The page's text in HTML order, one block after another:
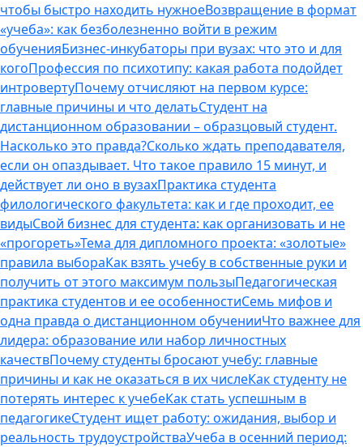
чтобы быстро находить нужноеВозвращение в формат
«учеба»: как безболезненно войти в режим
обученияБизнес-инкубаторы при вузах: что это и для
когоПрофессия по психотипу: какая работа подойдет
интровертуПочему отчисляют на первом курсе:
главные причины и что делатьСтудент на
дистанционном образовании – образцовый студент.
Насколько это правда?Сколько ждать преподавателя,
если он опаздывает. Что такое правило 15 минут, и
действует ли оно в вузахПрактика студента
филологического факультета: как и где проходит, ее
видыСвой бизнес для студента: как организовать и не
«прогореть»Тема для дипломного проекта: «золотые»
правила выбораКак взять учебу в собственные руки и
получить от этого максимум пользыПедагогическая
практика студентов и ее особенностиСемь мифов и
одна правда о дистанционном обученииЧто важнее для
лидера: образование или набор личностных
качествПочему студенты бросают учебу: главные
причины и как не оказаться в их числеКак студенту не
потерять интерес к учебеКак стать успешным в
педагогикеСтудент ищет работу: ожидания, выбор и
реальность трудоустройстваУчеба в осенний период: